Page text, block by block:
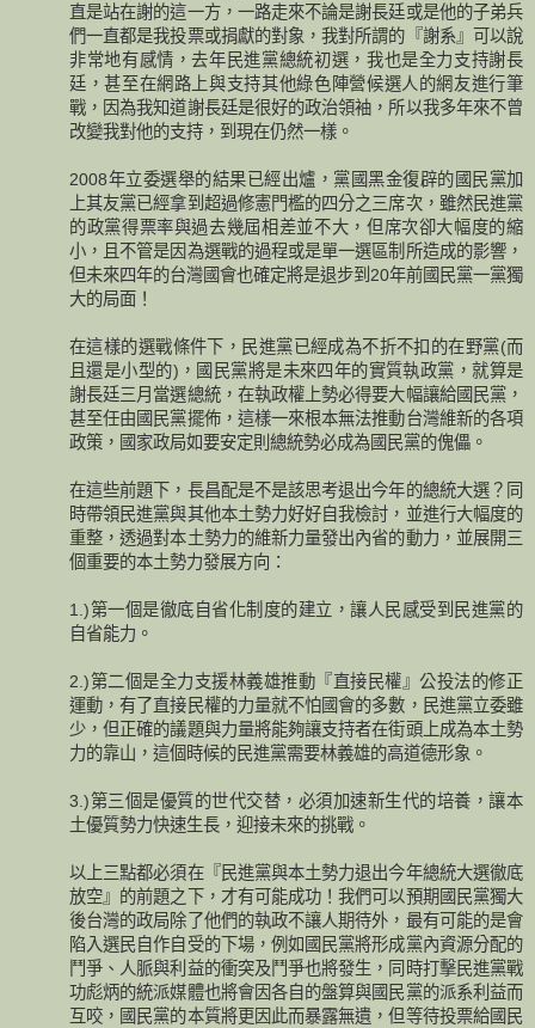
直是站在謝的這一方，一路走來不論是謝長廷或是他的子弟兵
們一直都是我投票或捐獻的對象，我對所謂的『謝系』可以說
非常地有感情，去年民進黨總統初選，我也是全力支持謝長
廷，甚至在網路上與支持其他綠色陣營候選人的網友進行筆
戰，因為我知道謝長廷是很好的政治領袖，所以我多年來不曾
改變我對他的支持，到現在仍然一樣。
2008年立委選舉的結果已經出爐，黨國黑金復辟的國民黨加
上其友黨已經拿到超過修憲門檻的四分之三席次，雖然民進黨
的政黨得票率與過去幾屆相差並不大，但席次卻大幅度的縮
小，且不管是因為選戰的過程或是單一選區制所造成的影響，
但未來四年的台灣國會也確定將是退步到20年前國民黨一黨獨
大的局面！
在這樣的選戰條件下，民進黨已經成為不折不扣的在野黨(而
且還是小型的)，國民黨將是未來四年的實質執政黨，就算是
謝長廷三月當選總統，在執政權上勢必得要大幅讓給國民黨，
甚至任由國民黨擺佈，這樣一來根本無法推動台灣維新的各項
政策，國家政局如要安定則總統勢必成為國民黨的傀儡。
在這些前題下，長昌配是不是該思考退出今年的總統大選？同
時帶領民進黨與其他本土勢力好好自我檢討，並進行大幅度的
重整，透過對本土勢力的維新力量發出內省的動力，並展開三
個重要的本土勢力發展方向：
1.)第一個是徹底自省化制度的建立，讓人民感受到民進黨的
自省能力。
2.)第二個是全力支援林義雄推動『直接民權』公投法的修正
運動，有了直接民權的力量就不怕國會的多數，民進黨立委雖
少，但正確的議題與力量將能夠讓支持者在街頭上成為本土勢
力的靠山，這個時候的民進黨需要林義雄的高道德形象。
3.)第三個是優質的世代交替，必須加速新生代的培養，讓本
土優質勢力快速生長，迎接未來的挑戰。
以上三點都必須在『民進黨與本土勢力退出今年總統大選徹底
放空』的前題之下，才有可能成功！我們可以預期國民黨獨大
後台灣的政局除了他們的執政不讓人期待外，最有可能的是會
陷入選民自作自受的下場，例如國民黨將形成黨內資源分配的
鬥爭、人脈與利益的衝突及鬥爭也將發生，同時打擊民進黨戰
功彪炳的統派媒體也將會因各自的盤算與國民黨的派系利益而
互咬，國民黨的本質將更因此而暴露無遺，但等待投票給國民